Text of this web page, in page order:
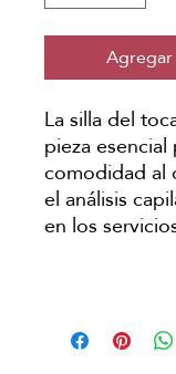
La silla del
pieza
comodidad al
el análisis
en los